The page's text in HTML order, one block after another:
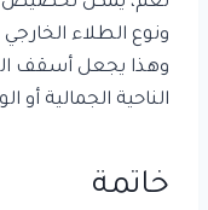
ونوع الطلاء
وهذا يجعل أسقف
الناحية الجمالية أو
خاتمة